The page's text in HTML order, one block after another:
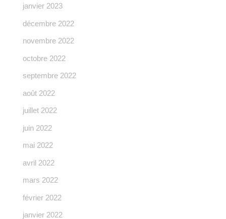
janvier 2023
décembre 2022
novembre 2022
octobre 2022
septembre 2022
août 2022
juillet 2022
juin 2022
mai 2022
avril 2022
mars 2022
février 2022
janvier 2022